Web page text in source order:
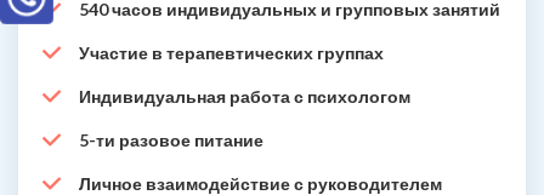
540 часов индивидуальных и групповых занятий
Участие в терапевтических группах
Индивидуальная работа с психологом
5-ти разовое питание
Личное взаимодействие с руководителем